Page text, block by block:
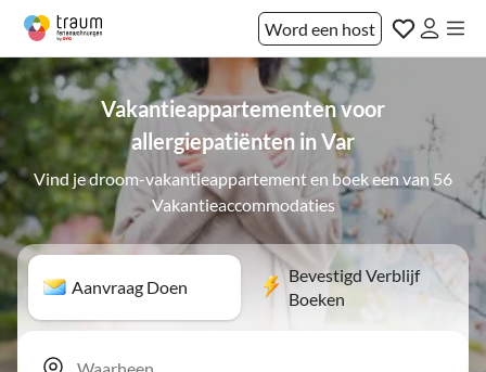
Word een host
Vakantieappartementen voor
allergiepatiënten in Var
Vind je droom-vakantieappartement en boek een van 56
Vakantieaccommodaties
Aanvraag Doen
Bevestigd Verblijf
Boeken